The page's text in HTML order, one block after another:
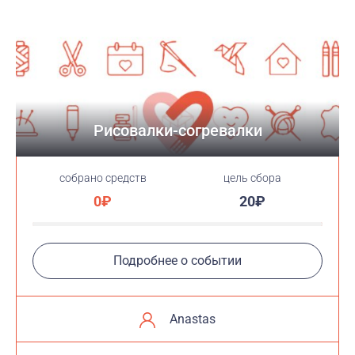
Рисовалки-согревалки
cобрано средств
0₽
цель сбора
20₽
Подробнее о событии
Anastas